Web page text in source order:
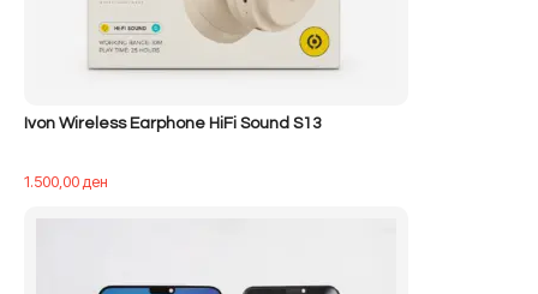
Ivon Wireless Earphone HiFi Sound S13
1.500,00ден